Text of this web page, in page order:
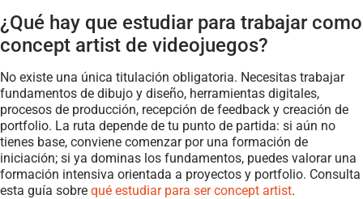
¿Qué hay que estudiar para trabajar como
concept artist de videojuegos?
No existe una única titulación obligatoria. Necesitas trabajar
fundamentos de dibujo y diseño, herramientas digitales,
procesos de producción, recepción de feedback y creación de
portfolio. La ruta depende de tu punto de partida: si aún no
tienes base, conviene comenzar por una formación de
iniciación; si ya dominas los fundamentos, puedes valorar una
formación intensiva orientada a proyectos y portfolio. Consulta
esta guía sobre qué estudiar para ser concept artist.